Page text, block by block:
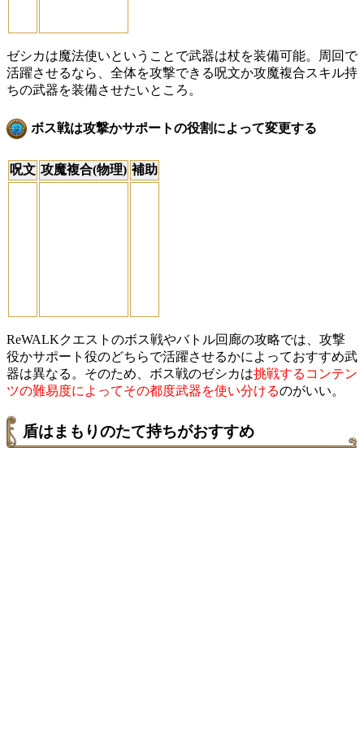
ゼシカは魔法使いということで武器は杖を装備可能。周回で
活躍させるなら、全体を攻撃できる呪文か攻魔複合スキル持
ちの武器を装備させたいところ。
ボス戦は攻撃かサポートの役割によって変更する
呪文 攻魔複合(物理) 補助
ReWALKクエストのボス戦やバトル回廊の攻略では、攻撃
役かサポート役のどちらで活躍させるかによっておすすめ武
器は異なる。そのため、ボス戦のゼシカは挑戦するコンテン
ツの難易度によってその都度武器を使い分けるのがいい。
盾はまもりのたて持ちがおすすめ